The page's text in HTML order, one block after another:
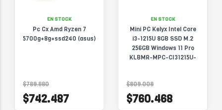
EN STOCK
Pc Cx Amd Ryzen 7
5700g+8g+ssd240 (asus)
$789.880
$742.487
EN STOCK
Mini PC Kelyx Intel Core
i3-1215U 8GB SSD M.2
256GB Windows 11 Pro
KLBMR-MPC-CI31215U-
$809.008
$760.468